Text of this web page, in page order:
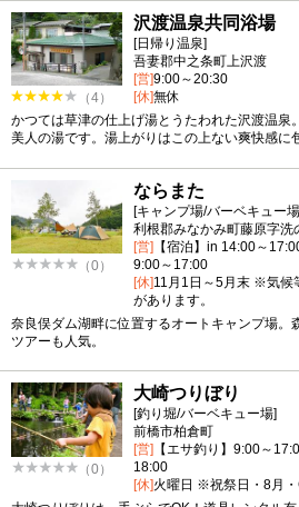
（4）
沢渡温泉共同浴場
[日帰り温泉]
吾妻郡中之条町上沢渡
[営]9:00～20:30
[休]無休
かつては草津の仕上げ湯とうたわれた沢渡温泉
美人の湯です。湯上がりはこの上ない爽快感に
（0）
ならまた
[キャンプ場/バーベキュー
利根郡みなかみ町藤原字洗
[営] 【宿泊】in 14:00～
9:00～17:00
[休]11月1日～5月末 ※気候
があります。
奈良俣ダム湖畔に位置するオートキャンプ場。
ツアーも人気。
（0）
大崎つりぼり
[釣り堀/バーベキュー場]
前橋市柏倉町
[営] 【エサ釣り】9:00～
18:00
[休]火曜日 ※祝祭日・8月・